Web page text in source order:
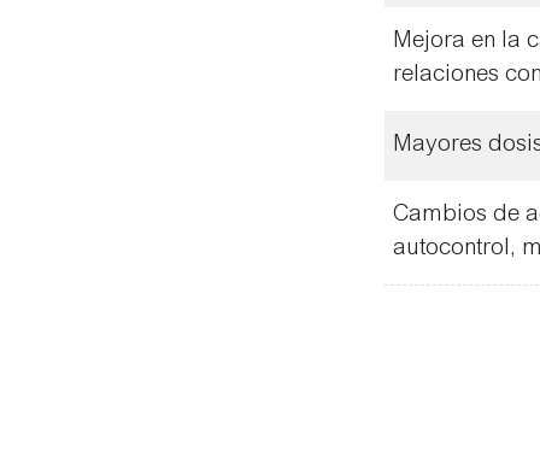
Mejora en la
relaciones
Mayores
Cambios de
autocontrol,